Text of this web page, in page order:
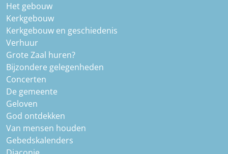
Het gebouw
Kerkgebouw
Kerkgebouw en geschiedenis
Verhuur
Grote Zaal huren?
Bijzondere gelegenheden
Concerten
De gemeente
Geloven
God ontdekken
Van mensen houden
Gebedskalenders